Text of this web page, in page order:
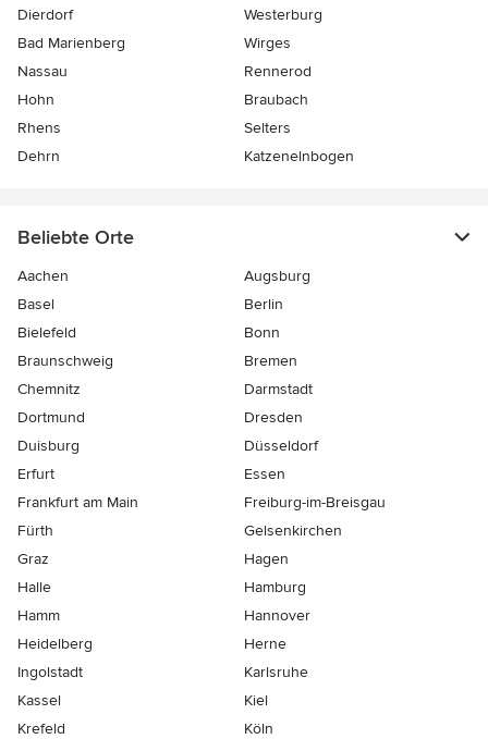
Dierdorf
Westerburg
Bad Marienberg
Wirges
Nassau
Rennerod
Hohn
Braubach
Rhens
Selters
Dehrn
Katzenelnbogen
Beliebte Orte
Aachen
Augsburg
Basel
Berlin
Bielefeld
Bonn
Braunschweig
Bremen
Chemnitz
Darmstadt
Dortmund
Dresden
Duisburg
Düsseldorf
Erfurt
Essen
Frankfurt am Main
Freiburg-im-Breisgau
Fürth
Gelsenkirchen
Graz
Hagen
Halle
Hamburg
Hamm
Hannover
Heidelberg
Herne
Ingolstadt
Karlsruhe
Kassel
Kiel
Krefeld
Köln